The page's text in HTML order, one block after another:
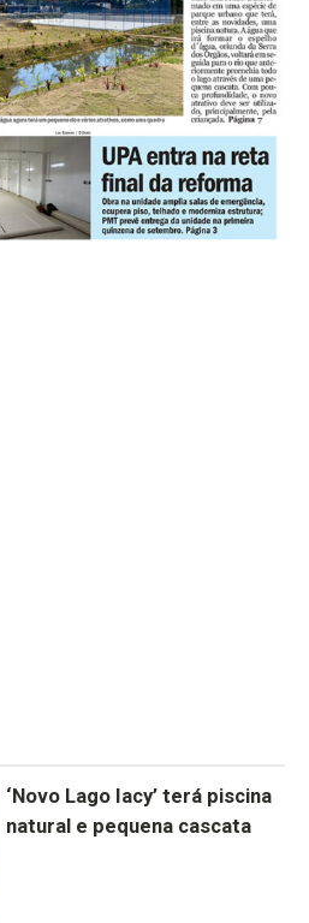
‘Novo Lago Iacy’ terá piscina
natural e pequena cascata